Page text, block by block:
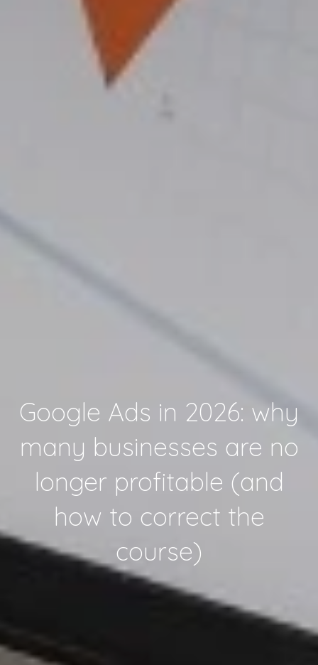
Google Ads in 2026: why
many businesses are no
longer profitable (and
how to correct the
course)